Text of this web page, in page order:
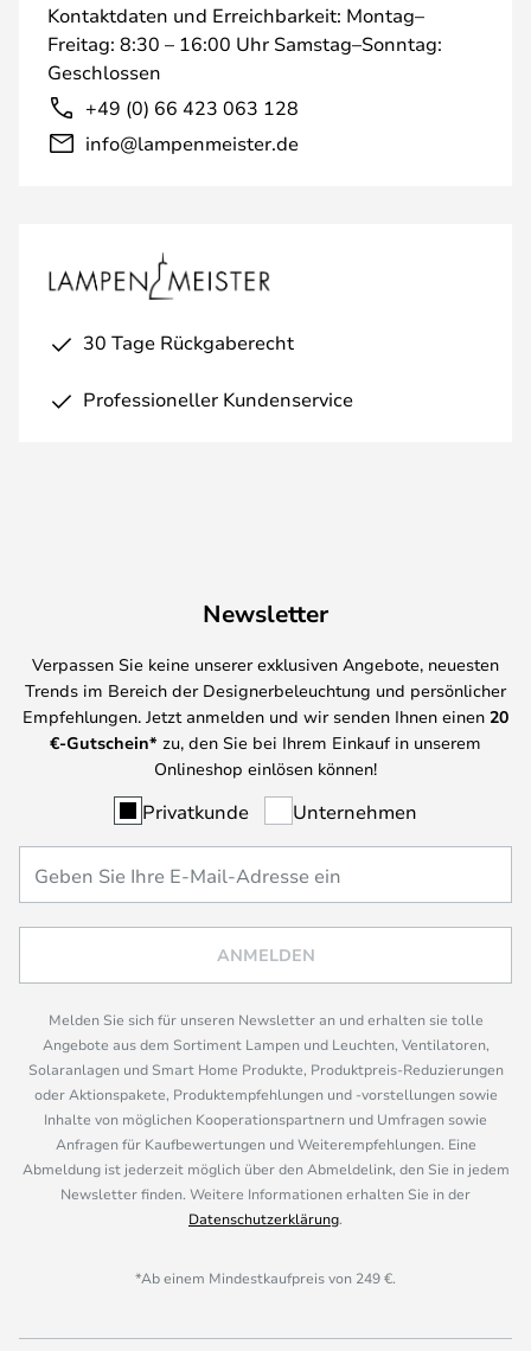
Kontaktdaten und Erreichbarkeit: Montag–
Freitag: 8:30 – 16:00 Uhr Samstag–Sonntag:
Geschlossen
+49 (0) 66 423 063 128
info@lampenmeister.de
30 Tage Rückgaberecht
Professioneller Kundenservice
Newsletter
Verpassen Sie keine unserer exklusiven Angebote, neuesten
Trends im Bereich der Designerbeleuchtung und persönlicher
Empfehlungen. Jetzt anmelden und wir senden Ihnen einen 20
€-Gutschein* zu, den Sie bei Ihrem Einkauf in unserem
Onlineshop einlösen können!
Privatkunde Unternehmen
ANMELDEN
Melden Sie sich für unseren Newsletter an und erhalten sie tolle
Angebote aus dem Sortiment Lampen und Leuchten, Ventilatoren,
Solaranlagen und Smart Home Produkte, Produktpreis-Reduzierungen
oder Aktionspakete, Produktempfehlungen und -vorstellungen sowie
Inhalte von möglichen Kooperationspartnern und Umfragen sowie
Anfragen für Kaufbewertungen und Weiterempfehlungen. Eine
Abmeldung ist jederzeit möglich über den Abmeldelink, den Sie in jedem
Newsletter finden. Weitere Informationen erhalten Sie in der
Datenschutzerklärung.
*Ab einem Mindestkaufpreis von 249 €.